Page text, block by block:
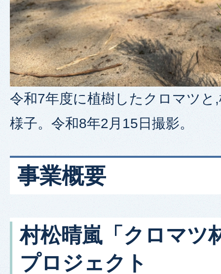
令和7年度に植樹したクロマツと
様子。令和8年2月15日撮影。
事業概要
村松晴嵐「クロマツ
プロジェクト